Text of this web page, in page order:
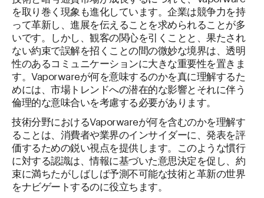
を取り巻く現象も進化しています。企業は競争力を持
って革新し、進展を伝えることを求められることが多
いです。しかし、観客の関心を引くことと、果たされ
ない約束で誤解を招くことの間の微妙な境界は、透明
性のあるコミュニケーションに大きな重要性を置きま
す。Vaporwareが何を意味するのかを真に理解するた
めには、市場トレンドへの潜在的な影響とそれに伴う
倫理的な意味合いを考慮する必要があります。
技術分野におけるVaporwareが何を含むのかを理解す
ることは、消費者や業界のインサイダーに、発表を評
価するための鋭い視点を提供します。このような慣行
に対する認識は、情報に基づいた意思決定を促し、約
束に満ちたがしばしば予測不可能な技術と革新の世界
をナビゲートするのに役立ちます。